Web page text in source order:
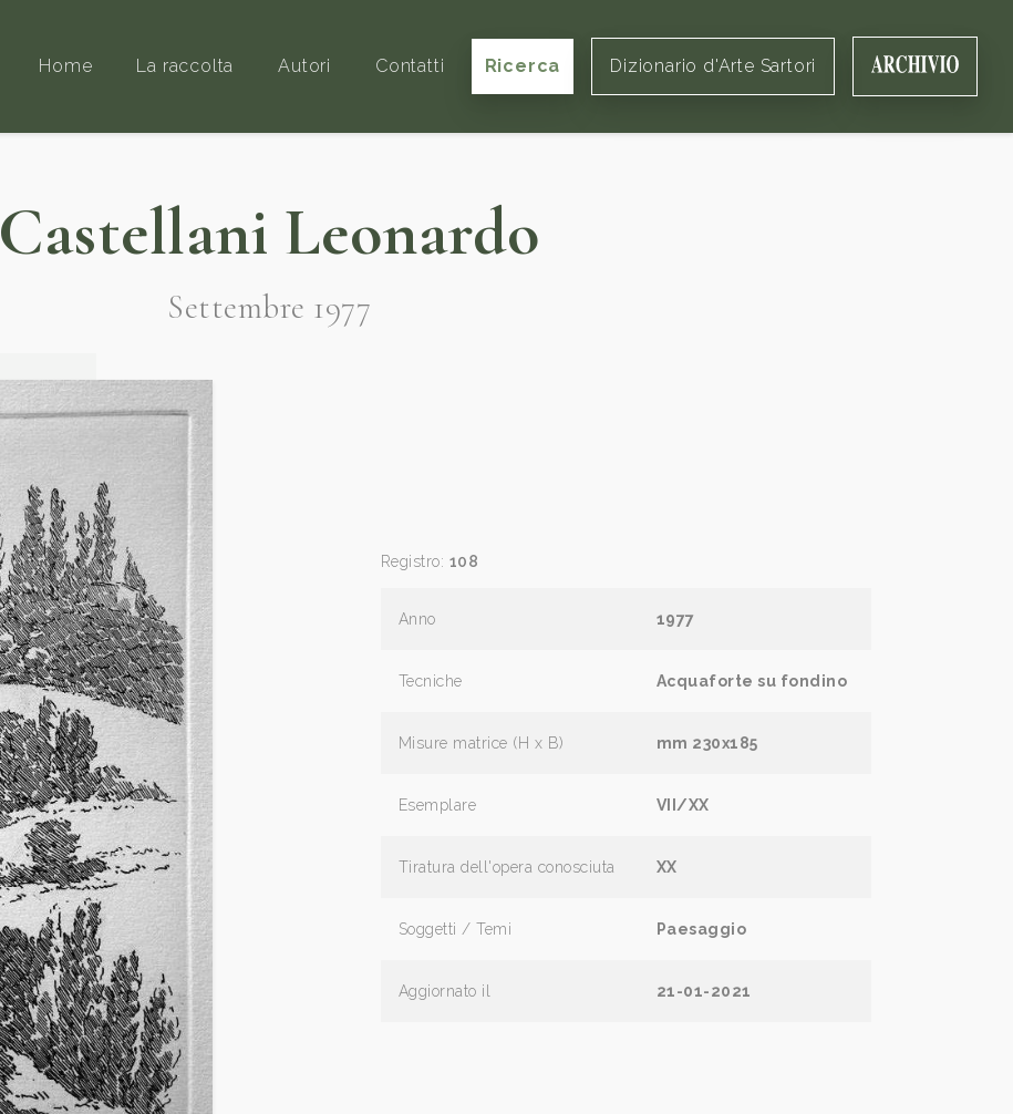
Home La raccolta Autori Contatti Ricerca Dizionario d'Arte Sartori
Castellani Leonardo
Settembre 1977
Registro: 108
Anno 1977
Tecniche Acquaforte su fondino
Misure matrice (H x B) mm 230x185
Esemplare VII/XX
Tiratura dell'opera conosciuta XX
Soggetti / Temi Paesaggio
Aggiornato il 21-01-2021